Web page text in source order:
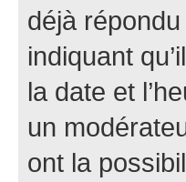
déjà
indiquant
la date et
un
ont la